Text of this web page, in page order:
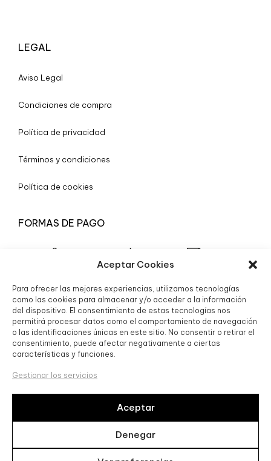
Aceptar Cookies
Para ofrecer las mejores experiencias, utilizamos tecnologías
como las cookies para almacenar y/o acceder a la información
del dispositivo. El consentimiento de estas tecnologías nos
permitirá procesar datos como el comportamiento de navegación
o las identificaciones únicas en este sitio. No consentir o retirar el
consentimiento, puede afectar negativamente a ciertas
características y funciones.
Gestionar los servicios
Aceptar
Denegar
LEGAL
Aviso Legal
Condiciones de compra
Política de privacidad
Términos y condiciones
Política de cookies
FORMAS DE PAGO
© 2025 Boutique Granada S.L.
Boutique Granada SL, ha sido beneficiaria de Fondos
las PYMES, y gracias al cual ha puesto en marcha un Plan de
Acción con el objetivo de reforzar la digitalización y la